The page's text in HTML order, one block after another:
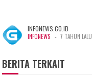
INFONEWS.CO.ID
INFONEWS - 7 TAHUN LALU
BERITA TERKAIT